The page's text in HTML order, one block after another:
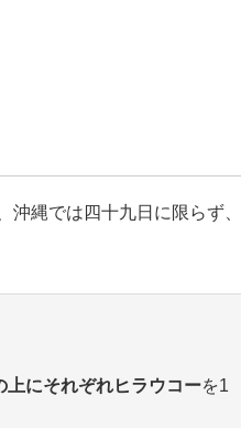
沖縄では四十九日に限らず、
上にそれぞれヒラウコーを1